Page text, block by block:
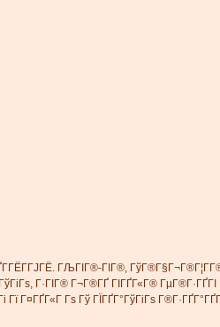
ГЉГІГ®-ГІГ®,
Г·ГІГ® Г¬Г®ГҐ ГІГҐГ«Г®
Гї Г¤ГҐГ«Г Гѕ Гў ГЇГҐГ°ГўГіГѕ